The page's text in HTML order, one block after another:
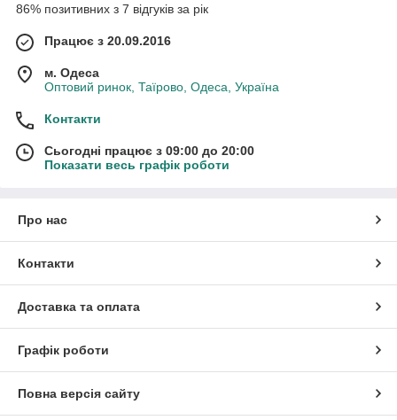
86% позитивних з 7 відгуків за рік
Працює з 20.09.2016
м. Одеса
Оптовий ринок, Таїрово, Одеса, Україна
Контакти
Сьогодні працює з 09:00 до 20:00
Показати весь графік роботи
Про нас
Контакти
Доставка та оплата
Графік роботи
Повна версія сайту